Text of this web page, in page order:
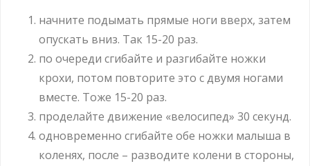
начните подымать прямые ноги вверх, затем
опускать вниз. Так 15-20 раз.
по очереди сгибайте и разгибайте ножки
крохи, потом повторите это с двумя ногами
вместе. Тоже 15-20 раз.
проделайте движение «велосипед» 30 секунд.
одновременно сгибайте обе ножки малыша в
коленях, после – разводите колени в стороны,